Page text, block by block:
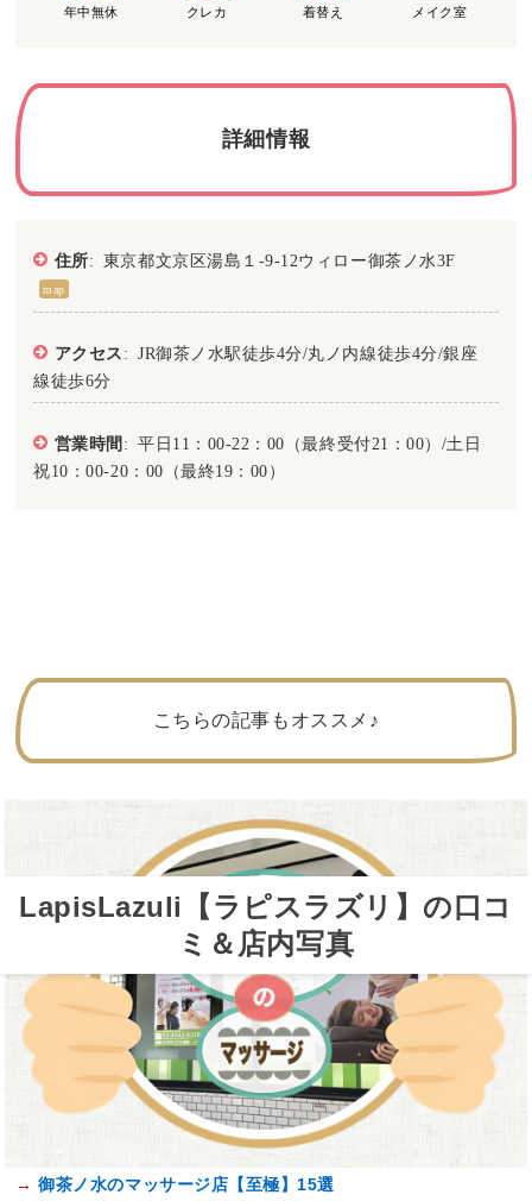
LapisLazuli【ラピスラズリ】の口コ
ミ＆店内写真
年中無休 クレカ 着替え メイク室
詳細情報
住所: 東京都文京区湯島１-9-12ウィロー御茶ノ水3F
map
アクセス : JR御茶ノ水駅徒歩4分/丸ノ内線徒歩4分/銀座
線徒歩6分
営業時間: 平日11：00-22：00（最終受付21：00）/土日
祝10：00-20：00（最終19：00）
こちらの記事もオススメ♪
→ 御茶ノ水のマッサージ店【至極】15選